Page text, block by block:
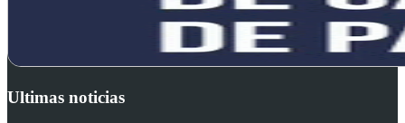
Ultimas noticias